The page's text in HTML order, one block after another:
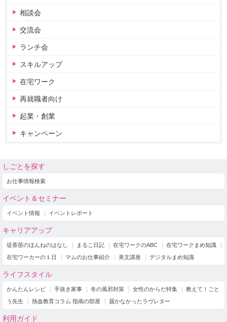
相談会
交流会
ランチ会
スキルアップ
在宅ワーク
再就職者向け
起業・創業
キャンペーン
しごとを探す
お仕事情報検索
イベント＆セミナー
イベント情報 イベントレポート
キャリアアップ
堤香苗のほんねのはなし まるこ日記 在宅ワークのABC
在宅ワークまめ知識
在宅ワーカーの１日
マムのお仕事紹介 美文講座 デジタルまめ知識
ライフスタイル
かんたんレシピ 手抜き家事 冬の風邪対策 女性のからだ特集
教えて！ごと
う先生
熱血教育コラム 指南の部屋 届かなかったラヴレター
利用ガイド